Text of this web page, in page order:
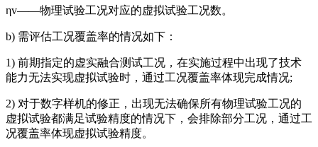
ηv——物理试验工况对应的虚拟试验工况数。
b) 需评估工况覆盖率的情况如下：
1) 前期指定的虚实融合测试工况，在实施过程中出现了技术
能力无法实现虚拟试验时，通过工况覆盖率体现完成情况;
2) 对于数字样机的修正，出现无法确保所有物理试验工况的
虚拟试验都满足试验精度的情况下，会排除部分工况，通过工
况覆盖率体现虚拟试验精度。